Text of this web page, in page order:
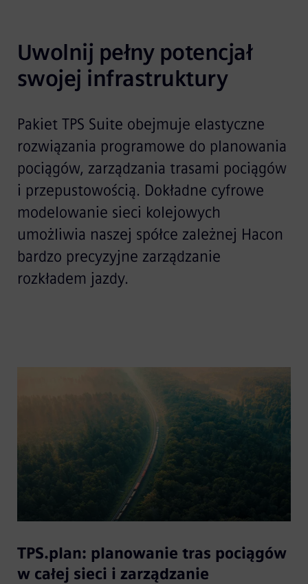
Uwolnij pełny potencjał
swojej infrastruktury
Pakiet TPS Suite obejmuje elastyczne
rozwiązania programowe do planowania
pociągów, zarządzania trasami pociągów
i przepustowością. Dokładne cyfrowe
modelowanie sieci kolejowych
umożliwia naszej spółce zależnej Hacon
bardzo precyzyjne zarządzanie
rozkładem jazdy.
TPS.plan: planowanie tras pociągów
w całej sieci i zarządzanie